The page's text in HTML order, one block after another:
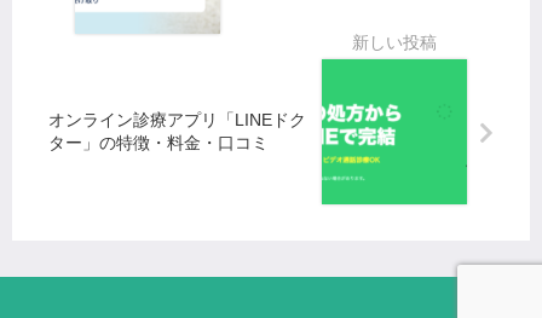
オンライン診療アプリ「LINEドク
ター」の特徴・料金・口コミ